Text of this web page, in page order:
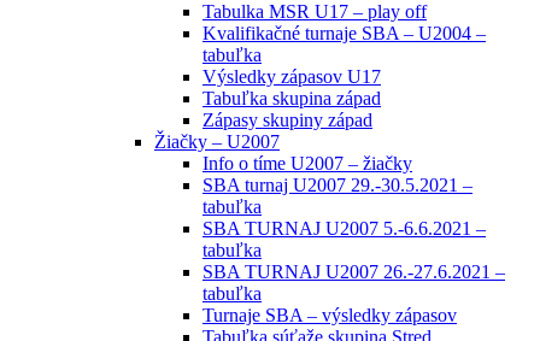
Tabulka MSR U17 – play off
Kvalifikačné turnaje SBA – U2004 –
tabuľka
Výsledky zápasov U17
Tabuľka skupina západ
Zápasy skupiny západ
Žiačky – U2007
Info o tíme U2007 – žiačky
SBA turnaj U2007 29.-30.5.2021 –
tabuľka
SBA TURNAJ U2007 5.-6.6.2021 –
tabuľka
SBA TURNAJ U2007 26.-27.6.2021 –
tabuľka
Turnaje SBA – výsledky zápasov
Tabuľka súťaže skupina Stred